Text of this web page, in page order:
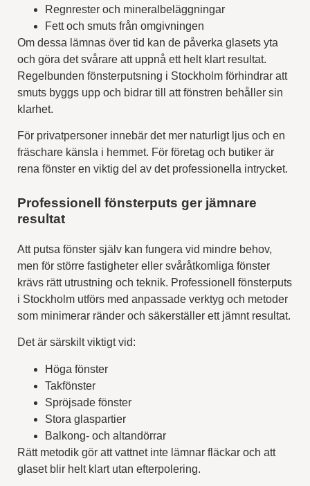
Regnrester och mineralbeläggningar
Fett och smuts från omgivningen
Om dessa lämnas över tid kan de påverka glasets yta
och göra det svårare att uppnå ett helt klart resultat.
Regelbunden fönsterputsning i Stockholm förhindrar att
smuts byggs upp och bidrar till att fönstren behåller sin
klarhet.
För privatpersoner innebär det mer naturligt ljus och en
fräschare känsla i hemmet. För företag och butiker är
rena fönster en viktig del av det professionella intrycket.
Professionell fönsterputs ger jämnare
resultat
Att putsa fönster själv kan fungera vid mindre behov,
men för större fastigheter eller svåråtkomliga fönster
krävs rätt utrustning och teknik. Professionell fönsterputs
i Stockholm utförs med anpassade verktyg och metoder
som minimerar ränder och säkerställer ett jämnt resultat.
Det är särskilt viktigt vid:
Höga fönster
Takfönster
Spröjsade fönster
Stora glaspartier
Balkong- och altandörrar
Rätt metodik gör att vattnet inte lämnar fläckar och att
glaset blir helt klart utan efterpolering.